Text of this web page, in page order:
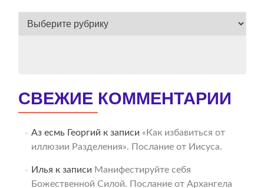
ВЕСЬ
СВЕЖИЕ КОММЕНТАРИИ
Аз есмь Георгий к записи «Как избавиться от
иллюзии Разделения». Послание от Иисуса.
Илья к записи Манифестируйте себя
Божественной Силой. Послание от Архангела